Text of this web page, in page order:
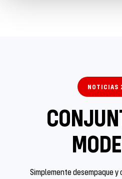
NOTICIAS
Simplemente desempaque y